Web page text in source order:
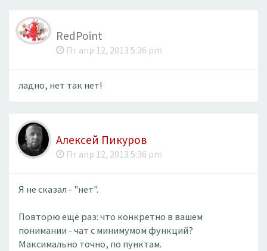
RedPoint
Пт апр 12, 2013 5:36 pm
​ладно, нет так нет!
Алексей Пикуров
Пт апр 12, 2013 5:36 pm
Я не сказал - "нет".
Повторю ещё раз: что конкретно в вашем
понимании - чат с минимумом функций?
Максимально точно, по пунктам.